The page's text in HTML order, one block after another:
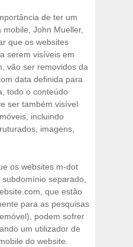
de ter um
John Mueller,
que os websites
serem visíveis em
vão ser removidos da
data definida para
todo o conteúdo
ser também visível
incluindo
imagens,
os websites m-dot
separado,
que estão
para as pesquisas
podem sofrer
um utilizador de
do website.